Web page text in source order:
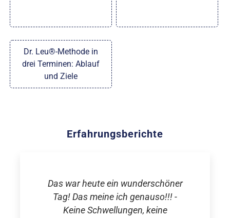
Dr. Leu®-Methode in
drei Terminen: Ablauf
und Ziele
Erfahrungsberichte
Das war heute ein wunderschöner
Tag! Das meine ich genauso!!! -
Keine Schwellungen, keine